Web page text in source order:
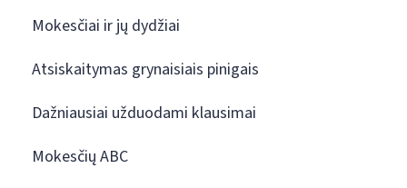
Mokesčiai ir jų dydžiai
Atsiskaitymas grynaisiais pinigais
Dažniausiai užduodami klausimai
Mokesčių ABC